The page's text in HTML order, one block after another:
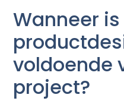
Wanneer
voldoende
project?